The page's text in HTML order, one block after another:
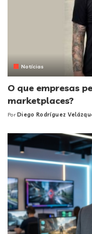
Notícias
O que empresas
marketplaces?
Posted
Por Diego Rodríguez